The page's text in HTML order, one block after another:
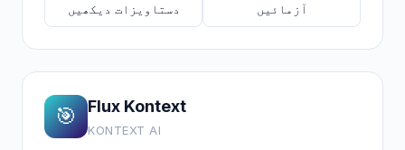
دستاویزات دیکھیں آزمائیں
🎯 Flux Kontext
KONTEXT AI